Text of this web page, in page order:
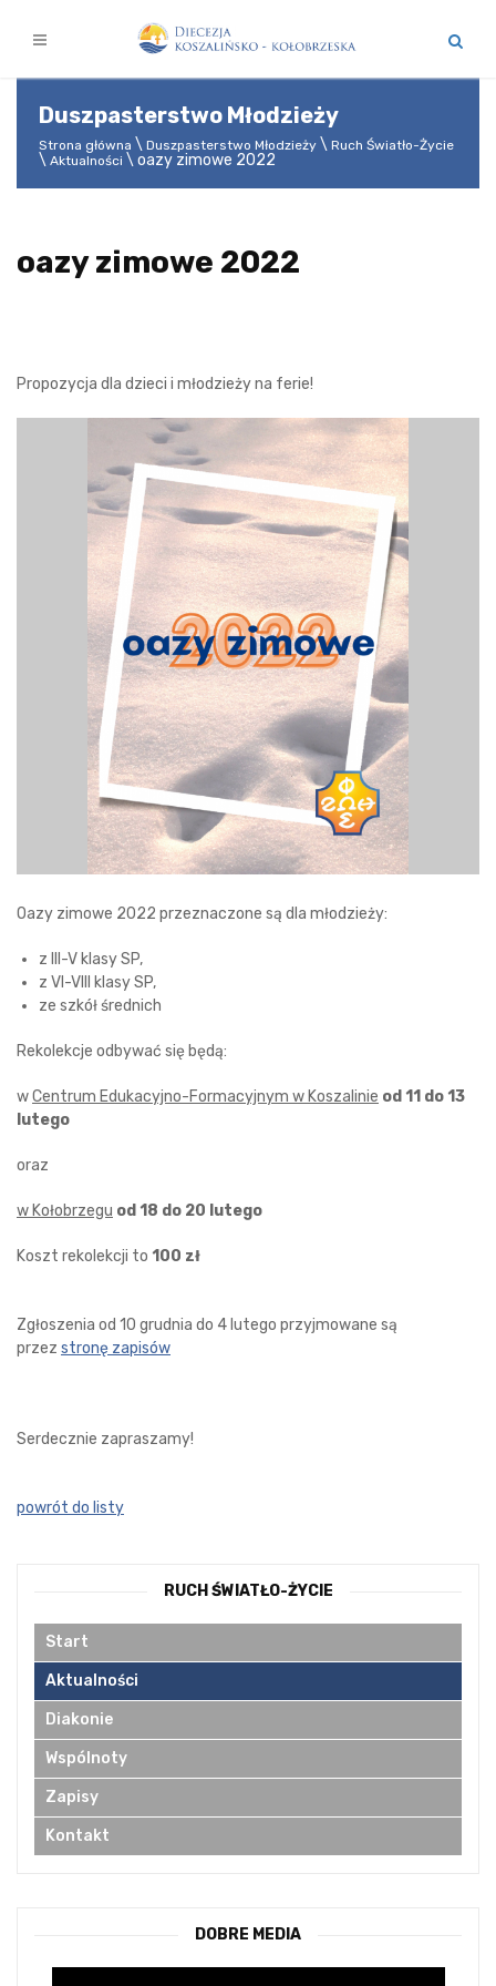
Duszpasterstwo Młodzieży
Strona główna Duszpasterstwo Młodzieży
Ruch Światło-Życie
Aktualności
oazy zimowe 2022
oazy zimowe 2022
Propozycja dla dzieci i młodzieży na ferie!
Oazy zimowe 2022 przeznaczone są dla młodzieży:
z III-V klasy SP,
z VI-VIII klasy SP,
ze szkół średnich
Rekolekcje odbywać się będą:
wCentrum Edukacyjno-Formacyjnym w Koszalinie od 11 do 13
lutego
oraz
w Kołobrzegu od 18 do 20 lutego
Koszt rekolekcji to 100 zł
Zgłoszenia od 10 grudnia do 4 lutego przyjmowane są
przez stronę zapisów
Serdecznie zapraszamy!
powrót do listy
RUCH ŚWIATŁO-ŻYCIE
Start
Aktualności
Diakonie
Wspólnoty
Zapisy
Kontakt
DOBRE MEDIA